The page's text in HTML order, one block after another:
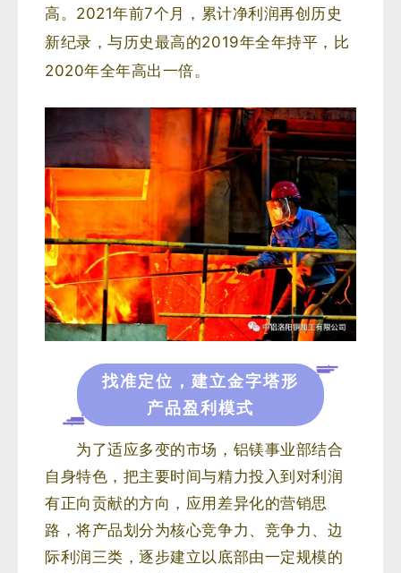
高。2021年前7个月，累计净利润再创历史
新纪录，与历史最高的2019年全年持平，比
2020年全年高出一倍。
找准定位，建立金字塔形
产品盈利模式
为了适应多变的市场，铝镁事业部结合
自身特色，把主要时间与精力投入到对利润
有正向贡献的方向，应用差异化的营销思
路，将产品划分为核心竞争力、竞争力、边
际利润三类，逐步建立以底部由一定规模的